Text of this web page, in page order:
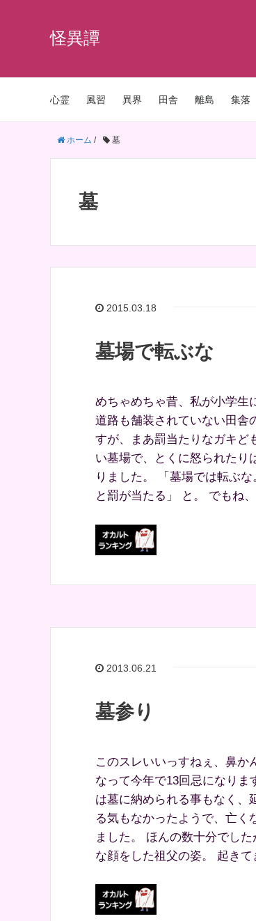
怪異譚
心霊 風習 異界 田舎 離島 集落
ホーム / 墓
墓
2015.03.18
墓場で転ぶな
めちゃめちゃ昔、私が小学生
道路も舗装されていない田舎
すが、まあ罰当たりなガキど
い墓場で、とくに怒られたり
りました。 「墓場では転ぶ
と罰が当たる」 と。 でもね
2013.06.21
墓参り
このスレいいっすねぇ、鼻か
なって今年で13回忌になり
は墓に納められる事もなく、
る気もなかったようで、亡く
ました。 ほんの数十分でし
な顔をした祖父の姿。 起き